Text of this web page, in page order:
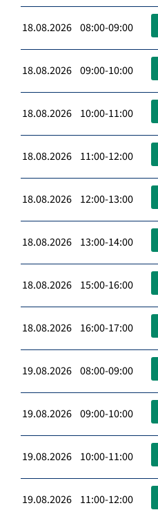
18.08.2026 08:00-09:00
18.08.2026 09:00-10:00
18.08.2026 10:00-11:00
18.08.2026 11:00-12:00
18.08.2026 12:00-13:00
18.08.2026 13:00-14:00
18.08.2026 15:00-16:00
18.08.2026 16:00-17:00
19.08.2026 08:00-09:00
19.08.2026 09:00-10:00
19.08.2026 10:00-11:00
19.08.2026 11:00-12:00